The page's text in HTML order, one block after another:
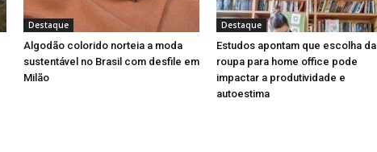
Destaque
Algodão colorido norteia a moda
sustentável no Brasil com desfile em
Milão
Destaque
Estudos apontam que escolha da
roupa para home office pode
impactar a produtividade e
autoestima